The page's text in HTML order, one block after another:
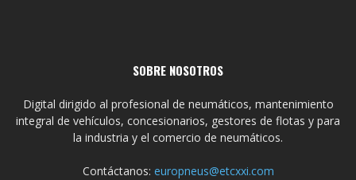
SOBRE NOSOTROS
Digital dirigido al profesional de neumáticos, mantenimiento
integral de vehículos, concesionarios, gestores de flotas y para
la industria y el comercio de neumáticos.
Contáctanos: europneus@etcxxi.com